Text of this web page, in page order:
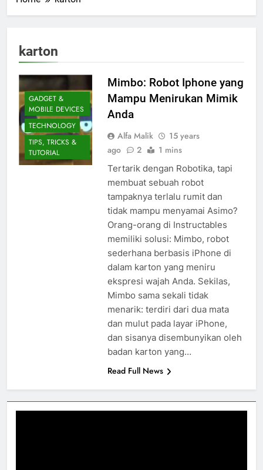
karton
GADGET &
MOBILE DEVICES
TECHNOLOGY
TIPS, TRICKS &
TUTORIAL
Mimbo: Robot Iphone yang
Mampu Menirukan Mimik
Anda
Alfa Malik
15 years
ago
2 1 mins
Tertarik dengan Robotika, tapi
membuat sebuah robot
tampaknya terlalu rumit dan
tidak mampu menyamai Asimo?
Orang-orang di Instructables
memiliki solusi: Mimbo, robot
sederhana berbasis iPhone di
dalam karton yang meniru
ekspresi wajah Anda. Sekilas,
Mimbo sama sekali tidak
menarik: terdiri dari dua mata
dan mulut pada layar iPhone,
dan sisanya disembunyikan oleh
badan karton yang…
Read Full News